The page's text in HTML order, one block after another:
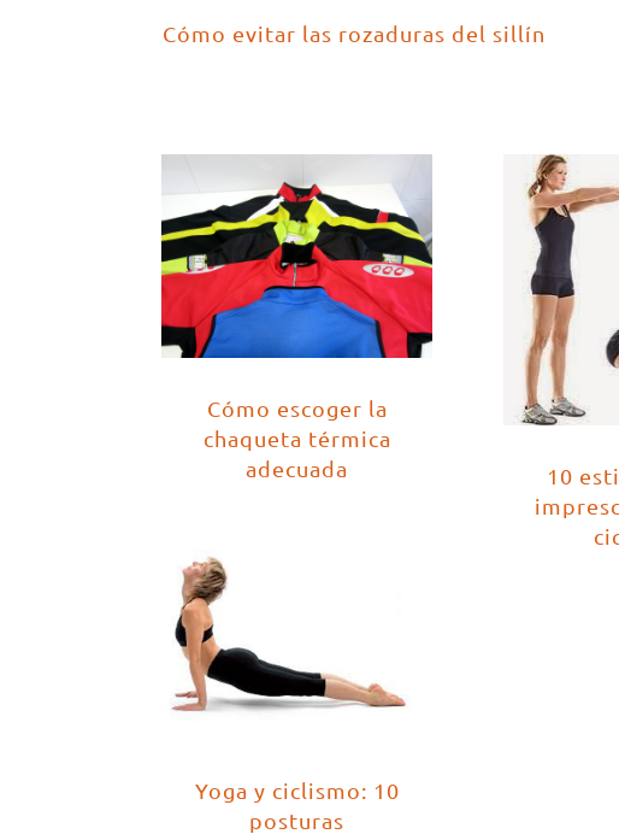
Cómo evitar las rozaduras del sillín
Cómo escoger la
chaqueta térmica
adecuada
Yoga y ciclismo: 10
posturas
10